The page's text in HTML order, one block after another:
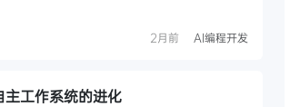
2月前 AI编程开发
工作系统的进化